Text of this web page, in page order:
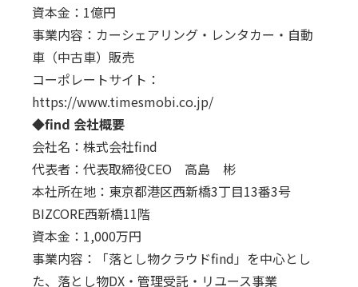
資本金：1億円
事業内容：カーシェアリング・レンタカー・自動
車（中古車）販売
コーポレートサイト：
https://www.timesmobi.co.jp/
◆find 会社概要
会社名：株式会社find
代表者：代表取締役CEO 高島 彬
本社所在地：東京都港区西新橋3丁目13番3号
BIZCORE西新橋11階
資本金：1,000万円
事業内容：「落とし物クラウドfind」を中心とし
た、落とし物DX・管理受託・リユース事業